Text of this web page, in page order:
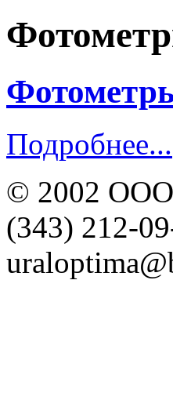
Подробнее...
© 2002
(343) 212-